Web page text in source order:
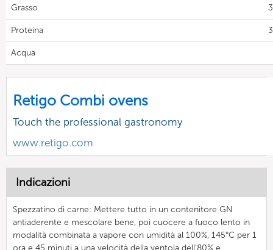
Grasso
Proteina
Acqua
Retigo Combi ovens
Touch the professional gastronomy
www.retigo.com
Indicazioni
Spezzatino di carne: Mettere tutto in un contenitore GN
antiaderente e mescolare bene, poi cuocere a fuoco lento in
modalità combinata a vapore con umidità al 100%, 145°C per 1
ora e 45 minuti a una velocità della ventola dell'80% e